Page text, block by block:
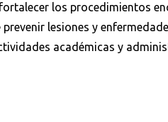
los procedimientos
lesiones y
académicas y